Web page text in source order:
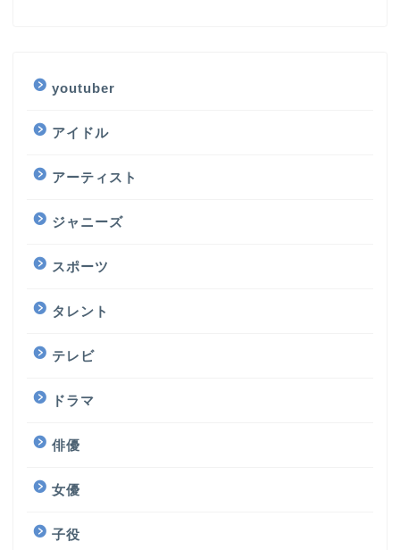
youtuber
アイドル
アーティスト
ジャニーズ
スポーツ
タレント
テレビ
ドラマ
俳優
女優
子役